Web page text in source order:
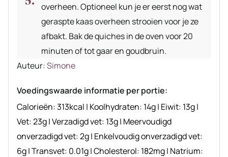
overheen. Optioneel kun je er eerst nog wat
geraspte kaas overheen strooien voor je ze
afbakt. Bak de quiches in de oven voor 20
minuten of tot gaar en goudbruin.
Auteur
Auteur:Simone
Voedingswaarde informatie per portie:
Calorieën:313kcal | Koolhydraten: 14g| Eiwit: 13g|
Vet:23g|Verzadigd vet: 13g| Meervoudigd
onverzadigd vet:2g| Enkelvoudig onverzadigd vet:
6g|Transvet: 0.01g|Cholesterol: 182mg| Natrium: